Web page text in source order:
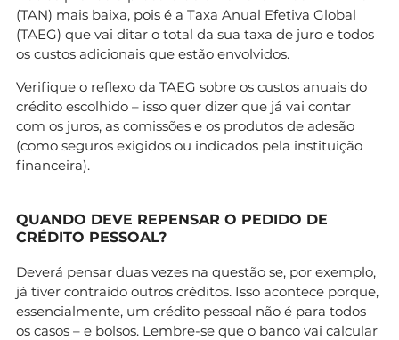
(TAN) mais baixa, pois é a Taxa Anual Efetiva Global
(TAEG) que vai ditar o total da sua taxa de juro e todos
os custos adicionais que estão envolvidos.
Verifique o reflexo da TAEG sobre os custos anuais do
crédito escolhido – isso quer dizer que já vai contar
com os juros, as comissões e os produtos de adesão
(como seguros exigidos ou indicados pela instituição
financeira).
QUANDO DEVE REPENSAR O PEDIDO DE
CRÉDITO PESSOAL?
Deverá pensar duas vezes na questão se, por exemplo,
já tiver contraído outros créditos. Isso acontece porque,
essencialmente, um crédito pessoal não é para todos
os casos – e bolsos. Lembre-se que o banco vai calcular